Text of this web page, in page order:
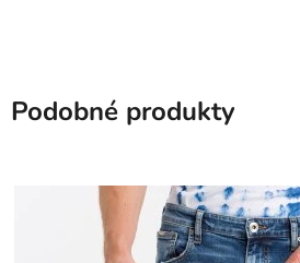
Podobné produkty